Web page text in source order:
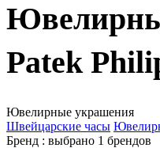
Patek
Ювелирные украшения
Швейцарские часы
Бренд : выбрано 1 брендов